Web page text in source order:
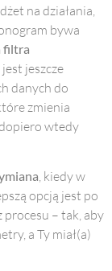
na działania,
bywa
filtra
jeszcze
danych do
zmienia
wtedy
, kiedy w
opcją jest po
procesu – tak, aby
a Ty miał(a)